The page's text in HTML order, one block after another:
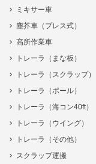
ミキサー車
塵芥車（プレス式）
高所作業車
トレーラ（まな板）
トレーラ（スクラップ）
トレーラ（ポール）
トレーラ（海コン40ft）
トレーラ（ウイング）
トレーラ（その他）
スクラップ運搬